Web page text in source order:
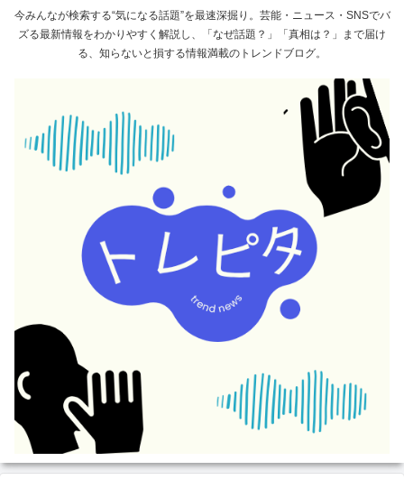
今みんなが検索する“気になる話題”を最速深掘り。芸能・ニュース・SNSでバ
ズる最新情報をわかりやすく解説し、「なぜ話題？」「真相は？」まで届け
る、知らないと損する情報満載のトレンドブログ。